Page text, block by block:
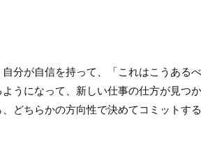
分が自信を持って、「これはこうある
うになって、新しい仕事の仕方が見つ
どちらかの方向性で決めてコミットす